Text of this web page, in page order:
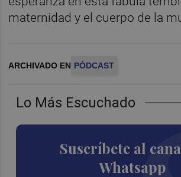
Lo Más Escuchado
Suscríbete al
Whatsapp
maternidad y el cuerpo de la
ARCHIVADO EN PÓDCAST